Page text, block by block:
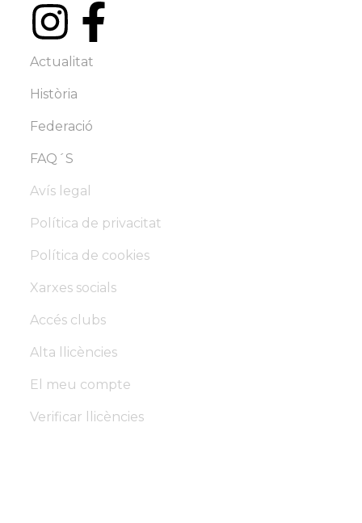
Actualitat
Història
Federació
FAQ´S
Avís legal
Política de privacitat
Política de cookies
Xarxes socials
Accés clubs
Alta llicències
El meu compte
Verificar llicències